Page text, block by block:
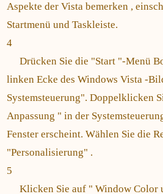
Aspekte der Vista bemerken ,
Startmenü und Taskleiste.
4
Drücken Sie die "Start "-Menü
linken Ecke des Windows Vista -
Systemsteuerung". Doppelklicken
Anpassung " in der
Fenster erscheint. Wählen Sie die
"Personalisierung" .
5
Klicken Sie auf " Window Color